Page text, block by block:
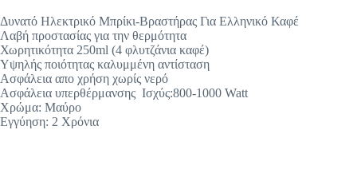
Δυνατό Ηλεκτρικό Μπρίκι-Βραστήρας Για Ελληνικό Καφέ
Λαβή προστασίας για την θερμότητα
Χωρητικότητα 250ml (4 φλυτζάνια καφέ)
Υψηλής ποιότητας καλυμμένη αντίσταση
Ασφάλεια απο χρήση χωρίς νερό
Ασφάλεια υπερθέρμανσης Ισχύς:800-1000 Watt
Χρώμα: Μαύρο
Εγγύηση: 2 Χρόνια